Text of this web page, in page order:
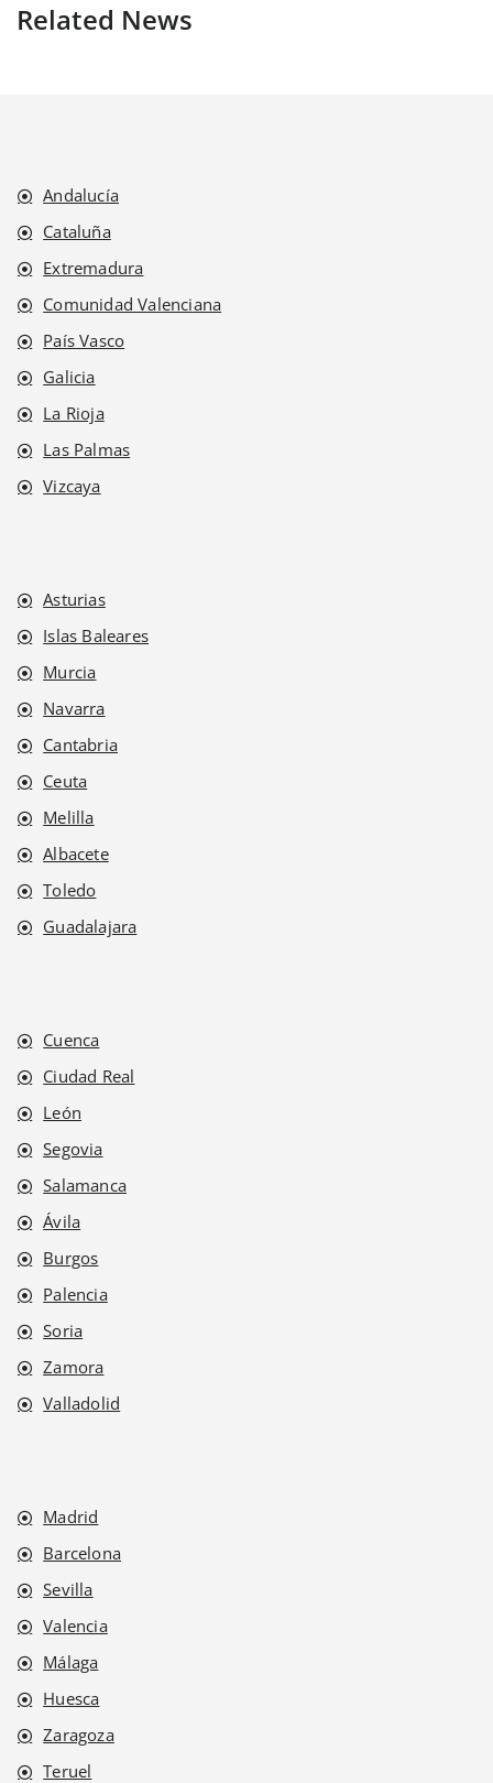
Related News
Andalucía
Cataluña
Extremadura
Comunidad Valenciana
País Vasco
Galicia
La Rioja
Las Palmas
Vizcaya
Asturias
Islas Baleares
Murcia
Navarra
Cantabria
Ceuta
Melilla
Albacete
Toledo
Guadalajara
Cuenca
Ciudad Real
León
Segovia
Salamanca
Ávila
Burgos
Palencia
Soria
Zamora
Valladolid
Madrid
Barcelona
Sevilla
Valencia
Málaga
Huesca
Zaragoza
Teruel